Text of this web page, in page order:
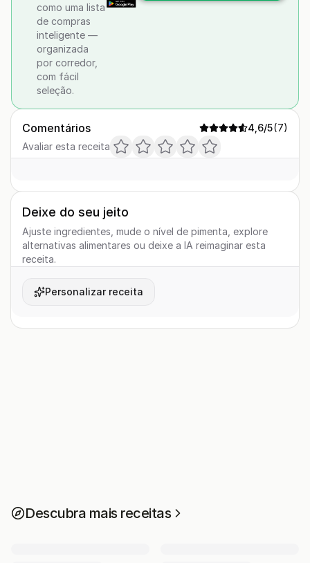
como uma lista
de compras
inteligente —
organizada
por corredor,
com fácil
seleção.
Comentários 4,6/5(7)
Avaliar esta receita
Deixe do seu jeito
Ajuste ingredientes, mude o nível de pimenta, explore
alternativas alimentares ou deixe a IA reimaginar esta
receita.
Personalizar receita
Descubra mais receitas